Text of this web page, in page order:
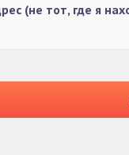
(не тот, где я